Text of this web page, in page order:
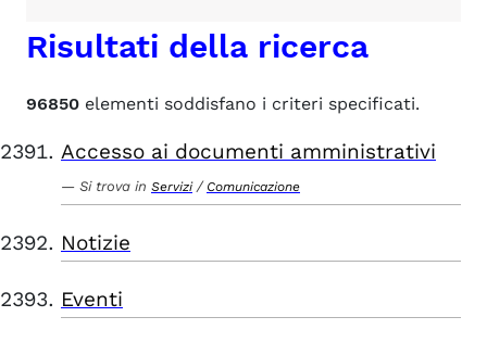
Risultati della ricerca
96850 elementi soddisfano i criteri specificati.
Accesso ai documenti amministrativi
Si trova in Servizi / Comunicazione
Notizie
Eventi